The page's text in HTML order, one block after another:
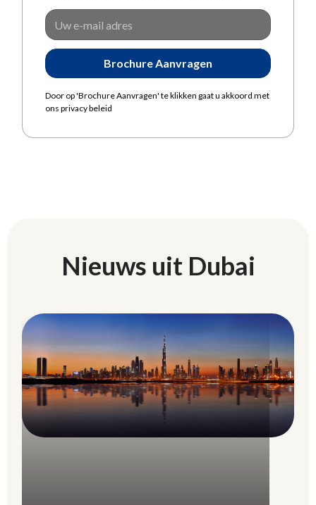
Door op 'Brochure Aanvragen' te klikken gaat u akkoord met
ons privacy beleid
Nieuws uit Dubai